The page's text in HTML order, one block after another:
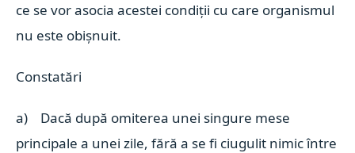
ce se vor asocia acestei condiții cu care organismul
nu este obișnuit.
Constatări
a) Dacă după omiterea unei singure mese
principale a unei zile, fără a se fi ciugulit nimic între